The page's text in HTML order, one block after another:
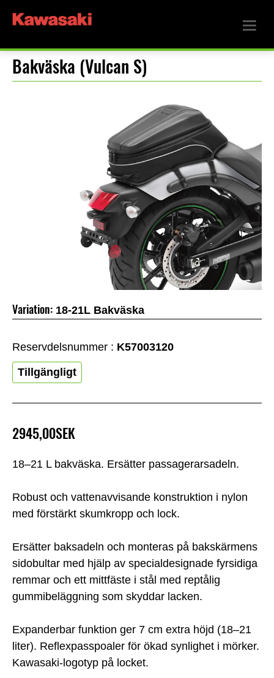
Bakväska (Vulcan S)
18–21 L bakväska. Ersätter passagerarsadeln.
Robust och vattenavvisande konstruktion i nylon
med förstärkt skumkropp och lock.
Ersätter baksadeln och monteras på bakskärmens
sidobultar med hjälp av specialdesignade fyrsidiga
remmar och ett mittfäste i stål med reptålig
gummibeläggning som skyddar lacken.
Expanderbar funktion ger 7 cm extra höjd (18–21
liter). Reflexpasspoaler för ökad synlighet i mörker.
Kawasaki-logotyp på locket.
2945,00SEK
Variation: 18-21L Bakväska
Reservdelsnummer : K57003120
Tillgängligt